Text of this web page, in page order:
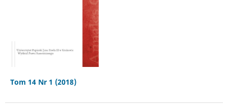
Tom 14 Nr 1 (2018)